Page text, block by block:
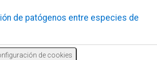
de patógenos entre especies de
de cookies